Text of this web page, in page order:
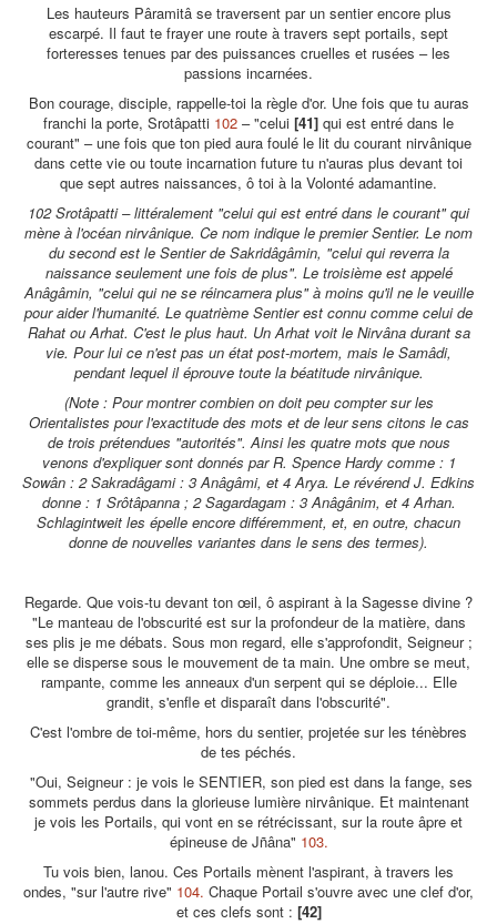
Les hauteurs Pâramitâ se traversent par un sentier encore plus
escarpé. Il faut te frayer une route à travers sept portails, sept
forteresses tenues par des puissances cruelles et rusées – les
passions incarnées.
Bon courage, disciple, rappelle-toi la règle d'or. Une fois que tu auras
franchi la porte, Srotâpatti 102 – "celui [41] qui est entré dans le
courant" – une fois que ton pied aura foulé le lit du courant nirvânique
dans cette vie ou toute incarnation future tu n'auras plus devant toi
que sept autres naissances, ô toi à la Volonté adamantine.
102 Srotâpatti – littéralement "celui qui est entré dans le courant" qui
mène à l'océan nirvânique. Ce nom indique le premier Sentier. Le nom
du second est le Sentier de Sakridâgâmin, "celui qui reverra la
naissance seulement une fois de plus". Le troisième est appelé
Anâgâmin, "celui qui ne se réincarnera plus" à moins qu'il ne le veuille
pour aider l'humanité. Le quatrième Sentier est connu comme celui de
Rahat ou Arhat. C'est le plus haut. Un Arhat voit le Nirvâna durant sa
vie. Pour lui ce n'est pas un état post-mortem, mais le Samâdi,
pendant lequel il éprouve toute la béatitude nirvânique.
(Note : Pour montrer combien on doit peu compter sur les
Orientalistes pour l'exactitude des mots et de leur sens citons le cas
de trois prétendues "autorités". Ainsi les quatre mots que nous
venons d'expliquer sont donnés par R. Spence Hardy comme : 1
Sowân : 2 Sakradâgami : 3 Anâgâmi, et 4 Arya. Le révérend J. Edkins
donne : 1 Srôtâpanna ; 2 Sagardagam : 3 Anâgânim, et 4 Arhan.
Schlagintweit les épelle encore différemment, et, en outre, chacun
donne de nouvelles variantes dans le sens des termes).
Regarde. Que vois-tu devant ton œil, ô aspirant à la Sagesse divine ?
"Le manteau de l'obscurité est sur la profondeur de la matière, dans
ses plis je me débats. Sous mon regard, elle s'approfondit, Seigneur ;
elle se disperse sous le mouvement de ta main. Une ombre se meut,
rampante, comme les anneaux d'un serpent qui se déploie... Elle
grandit, s'enfle et disparaît dans l'obscurité".
C'est l'ombre de toi-même, hors du sentier, projetée sur les ténèbres
de tes péchés.
"Oui, Seigneur : je vois le SENTIER, son pied est dans la fange, ses
sommets perdus dans la glorieuse lumière nirvânique. Et maintenant
je vois les Portails, qui vont en se rétrécissant, sur la route âpre et
épineuse de Jñâna" 103.
Tu vois bien, lanou. Ces Portails mènent l'aspirant, à travers les
ondes, "sur l'autre rive" 104. Chaque Portail s'ouvre avec une clef d'or,
et ces clefs sont : [42]